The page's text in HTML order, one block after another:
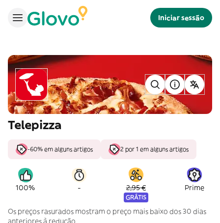
Iniciar sessão
Telepizza
-60% em alguns artigos 2 por 1 em alguns artigos
100% - 2,95 €
GRÁTIS
Prime
Os preços rasurados mostram o preço mais baixo dos 30 dias
anteriores à redução